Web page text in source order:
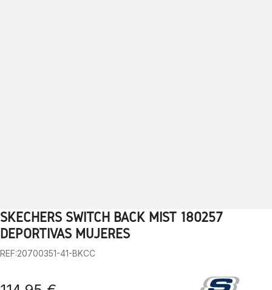
1 2 3 4 5 6 7 8 9
SKECHERS SWITCH BACK MIST 180257
DEPORTIVAS MUJERES
REF:20700351-41-BKCC